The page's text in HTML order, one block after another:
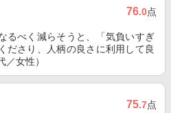
76.0点
るべく減らそうと、「気負いすぎ
ださり、人柄の良さに利用して良
女性）
75.7点